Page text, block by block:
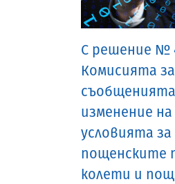
С решение №
Комисията
изменение
условията
пощенските
колети и